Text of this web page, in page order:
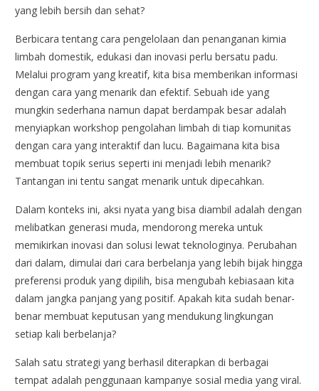
yang lebih bersih dan sehat?
Berbicara tentang cara pengelolaan dan penanganan kimia
limbah domestik, edukasi dan inovasi perlu bersatu padu.
Melalui program yang kreatif, kita bisa memberikan informasi
dengan cara yang menarik dan efektif. Sebuah ide yang
mungkin sederhana namun dapat berdampak besar adalah
menyiapkan workshop pengolahan limbah di tiap komunitas
dengan cara yang interaktif dan lucu. Bagaimana kita bisa
membuat topik serius seperti ini menjadi lebih menarik?
Tantangan ini tentu sangat menarik untuk dipecahkan.
Dalam konteks ini, aksi nyata yang bisa diambil adalah dengan
melibatkan generasi muda, mendorong mereka untuk
memikirkan inovasi dan solusi lewat teknologinya. Perubahan
dari dalam, dimulai dari cara berbelanja yang lebih bijak hingga
preferensi produk yang dipilih, bisa mengubah kebiasaan kita
dalam jangka panjang yang positif. Apakah kita sudah benar-
benar membuat keputusan yang mendukung lingkungan
setiap kali berbelanja?
Salah satu strategi yang berhasil diterapkan di berbagai
tempat adalah penggunaan kampanye sosial media yang viral.